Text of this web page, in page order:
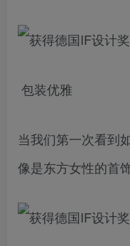
包装优雅
当我们第一次看到
像是东方女性的首饰